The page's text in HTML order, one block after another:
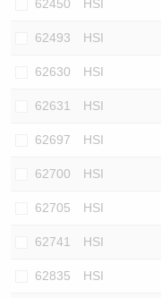
62450 HSI
62493 HSI
62630 HSI
62631 HSI
62697 HSI
62700 HSI
62705 HSI
62741 HSI
62835 HSI